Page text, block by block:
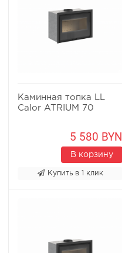
Каминная топка LL
Calor ATRIUM 70
5 580 BYN
В корзину
Купить в 1 клик